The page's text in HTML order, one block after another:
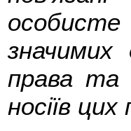
значимих
права та
носіїв